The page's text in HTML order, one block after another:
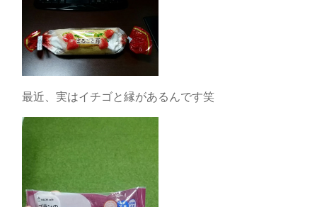
最近、実はイチゴと縁があるんです笑